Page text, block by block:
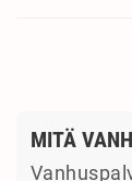
MITÄ